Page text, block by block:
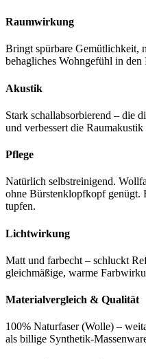
Raumwirkung
Bringt spürbare Gemütlichkeit,
behagliches Wohngefühl in den
Akustik
Stark schallabsorbierend – die
und verbessert die Raumakustik
Pflege
Natürlich selbstreinigend.
ohne Bürstenklopfkopf genügt.
tupfen.
Lichtwirkung
Matt und farbecht – schluckt
gleichmäßige, warme
Materialvergleich & Qualität
100% Naturfaser (Wolle) –
als billige Synthetik-